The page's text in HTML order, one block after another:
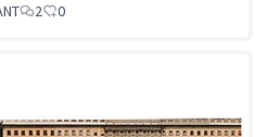
2 0